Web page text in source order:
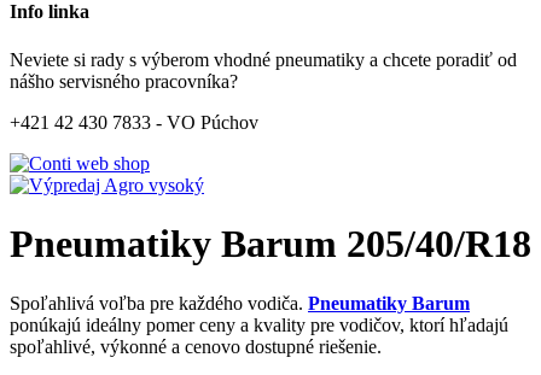
Info linka
Neviete si rady s výberom vhodné pneumatiky a chcete poradiť od
nášho servisného pracovníka?
+421 42 430 7833 - VO Púchov
Pneumatiky Barum 205/40/R18
Spoľahlivá voľba pre každého vodiča. Pneumatiky Barum
ponúkajú ideálny pomer ceny a kvality pre vodičov, ktorí hľadajú
spoľahlivé, výkonné a cenovo dostupné riešenie.